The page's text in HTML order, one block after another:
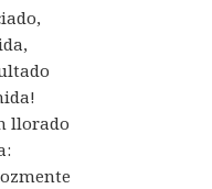
llorado